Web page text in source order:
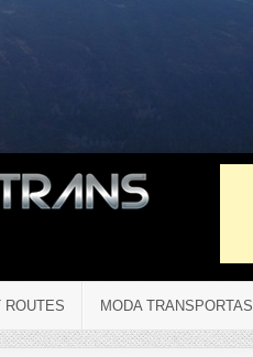
ROUTES MODA TRANSPORTASI